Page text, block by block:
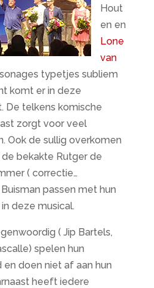
Hout
en en
Lone
van
typetjes subliem
komt er in deze
De telkens komische
zorgt voor veel
Ook de sullig overkomen
bekakte Rutger de
( correctie…
passen met hun
deze musical.
( Jip Bartels,
spelen hun
doen niet af aan hun
heeft iedere